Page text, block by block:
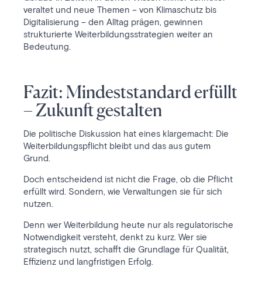
veraltet und neue Themen – von Klimaschutz bis
Digitalisierung – den Alltag prägen, gewinnen
strukturierte Weiterbildungsstrategien weiter an
Bedeutung.
Fazit: Mindeststandard erfüllt
– Zukunft gestalten
Die politische Diskussion hat eines klargemacht: Die
Weiterbildungspflicht bleibt und das aus gutem
Grund.
Doch entscheidend ist nicht die Frage, ob die Pflicht
erfüllt wird. Sondern, wie Verwaltungen sie für sich
nutzen.
Denn wer Weiterbildung heute nur als regulatorische
Notwendigkeit versteht, denkt zu kurz. Wer sie
strategisch nutzt, schafft die Grundlage für Qualität,
Effizienz und langfristigen Erfolg.